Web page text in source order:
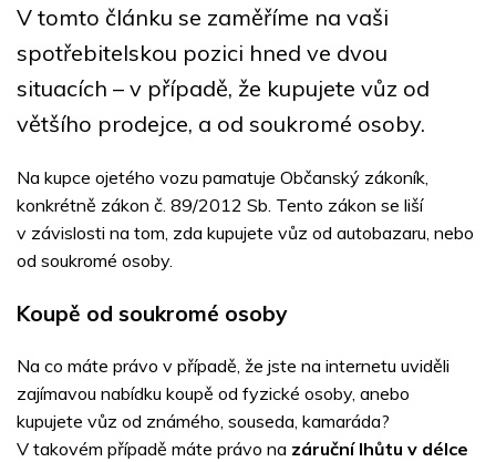
V tomto článku se zaměříme na vaši
spotřebitelskou pozici hned ve dvou
situacích – v případě, že kupujete vůz od
většího prodejce, a od soukromé osoby.
Na kupce ojetého vozu pamatuje Občanský zákoník,
konkrétně zákon č. 89/2012 Sb. Tento zákon se liší
v závislosti na tom, zda kupujete vůz od autobazaru, nebo
od soukromé osoby.
Koupě od soukromé osoby
Na co máte právo v případě, že jste na internetu uviděli
zajímavou nabídku koupě od fyzické osoby, anebo
kupujete vůz od známého, souseda, kamaráda?
V takovém případě máte právo na záruční lhůtu v délce